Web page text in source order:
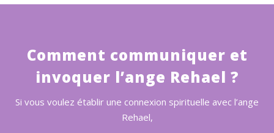
Comment communiquer et
invoquer l’ange Rehael ?
Si vous voulez établir une connexion spirituelle avec l’ange
Rehael,